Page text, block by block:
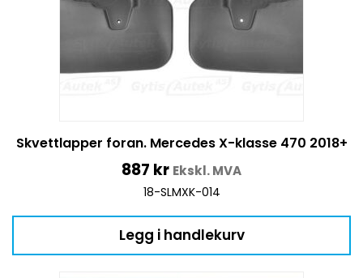
Skvettlapper foran. Mercedes X-klasse 470 2018+
887 kr Ekskl. MVA
18-SLMXK-014
Legg i handlekurv